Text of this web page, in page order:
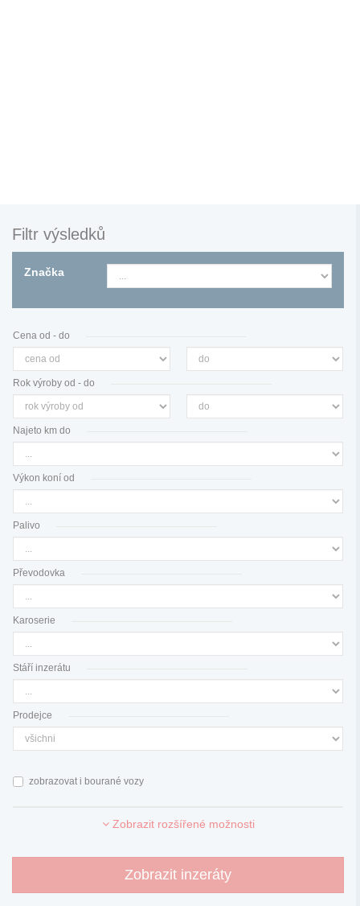
Filtr výsledků
Značka
Cena od - do
Rok výroby od - do
Najeto km do
Výkon koní od
Palivo
Převodovka
Karoserie
Stáří inzerátu
Prodejce
zobrazovat i bourané vozy
Zobrazit rozšířené možnosti
Zobrazit inzeráty